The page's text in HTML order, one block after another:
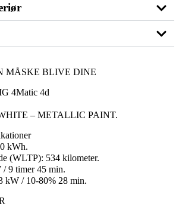
MÅSKE BLIVE DINE
4Matic 4d
– METALLIC PAINT.
kWh.
(WLTP): 534 kilometer.
9 timer 45 min.
kW / 10-80% 28 min.